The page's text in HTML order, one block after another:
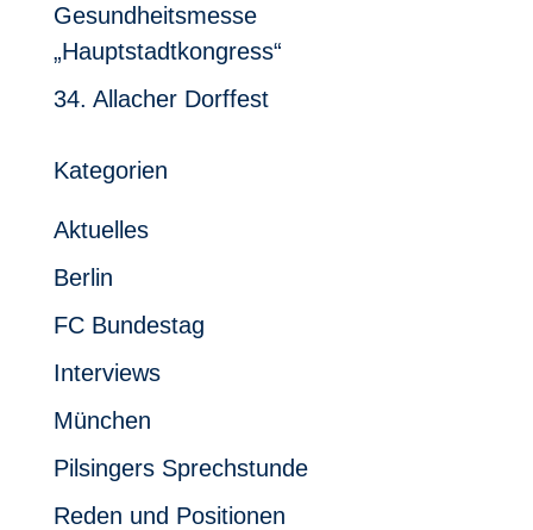
Gesundheitsmesse
„Hauptstadtkongress“
34. Allacher Dorffest
Kategorien
Aktuelles
Berlin
FC Bundestag
Interviews
München
Pilsingers Sprechstunde
Reden und Positionen